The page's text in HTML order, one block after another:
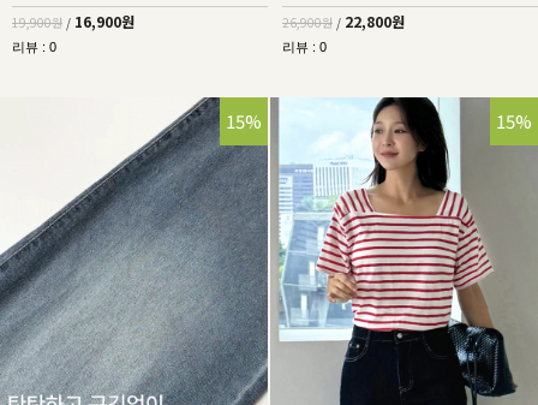
19,900원 / 16,900원
리뷰 : 0
26,900원 / 22,800원
리뷰 : 0
15% 15%